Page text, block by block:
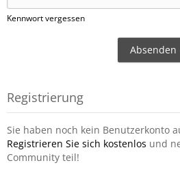
Kennwort vergessen
Registrierung
Sie haben noch kein Benutzerkonto
Registrieren Sie sich kostenlos und
Community teil!